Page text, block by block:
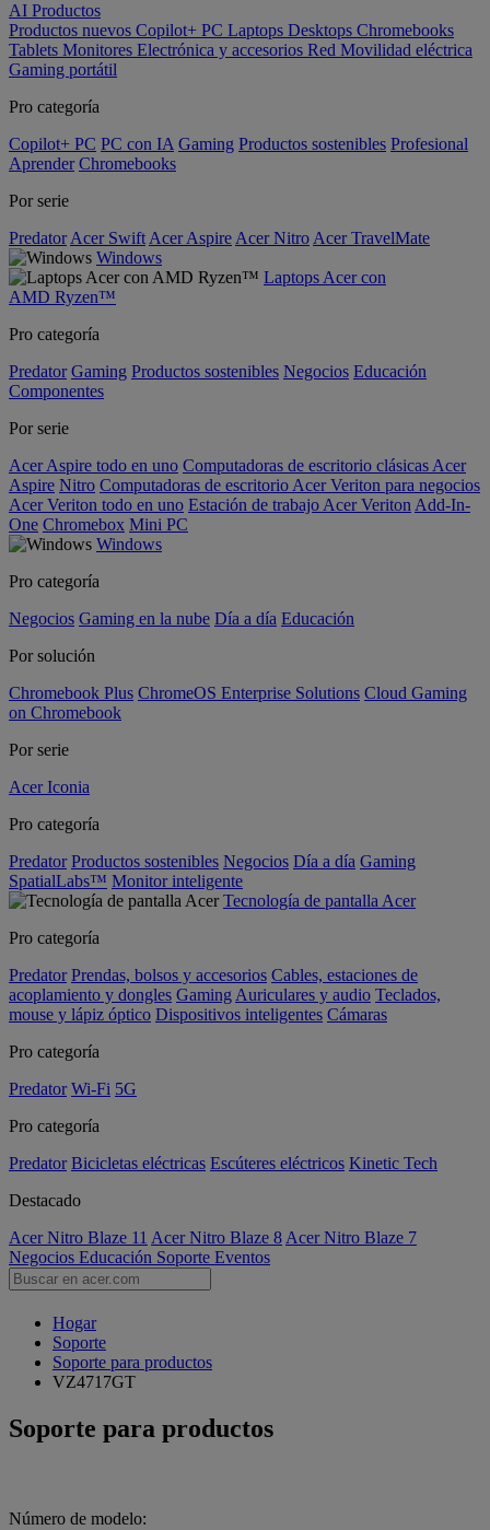
AI Productos
Productos nuevos Copilot+ PC Laptops Desktops Chromebooks
Tablets Monitores Electrónica y accesorios Red Movilidad eléctrica
Gaming portátil
Pro categoría
Copilot+ PC PC con IA Gaming Productos sostenibles Profesional
Aprender Chromebooks
Por serie
Predator Acer Swift Acer Aspire Acer Nitro Acer TravelMate
Windows
Laptops Acer con
AMD Ryzen™
Pro categoría
Predator Gaming Productos sostenibles Negocios Educación
Componentes
Por serie
Acer Aspire todo en uno Computadoras de escritorio clásicas Acer
Aspire Nitro Computadoras de escritorio Acer Veriton para negocios
Acer Veriton todo en uno Estación de trabajo Acer Veriton Add-In-
One Chromebox Mini PC
Windows
Pro categoría
Negocios Gaming en la nube Día a día Educación
Por solución
Chromebook Plus ChromeOS Enterprise Solutions Cloud Gaming
on Chromebook
Por serie
Acer Iconia
Pro categoría
Predator Productos sostenibles Negocios Día a día Gaming
SpatialLabs™ Monitor inteligente
Tecnología de pantalla Acer
Pro categoría
Predator Prendas, bolsos y accesorios Cables, estaciones de
acoplamiento y dongles Gaming Auriculares y audio Teclados,
mouse y lápiz óptico Dispositivos inteligentes Cámaras
Pro categoría
Predator Wi-Fi 5G
Pro categoría
Predator Bicicletas eléctricas Escúteres eléctricos Kinetic Tech
Destacado
Acer Nitro Blaze 11 Acer Nitro Blaze 8 Acer Nitro Blaze 7
Negocios Educación Soporte Eventos
Hogar
Soporte
Soporte para productos
VZ4717GT
Soporte para productos
Número de modelo: